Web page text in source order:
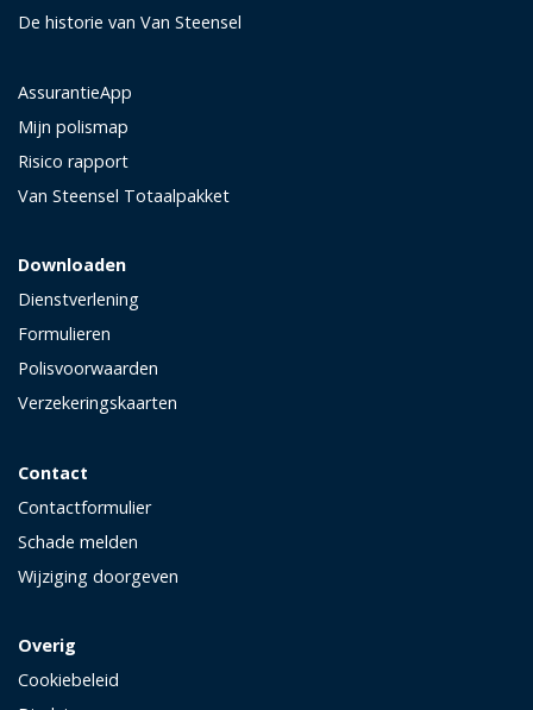
De historie van Van Steensel
AssurantieApp
Mijn polismap
Risico rapport
Van Steensel Totaalpakket
Downloaden
Dienstverlening
Formulieren
Polisvoorwaarden
Verzekeringskaarten
Contact
Contactformulier
Schade melden
Wijziging doorgeven
Overig
Cookiebeleid